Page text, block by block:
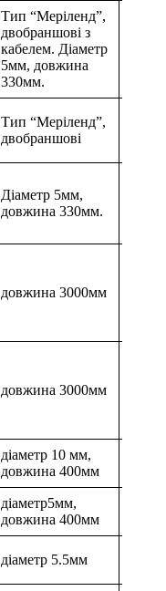
Тип “Меріленд”,
двобраншові з
кабелем. Діаметр
5мм, довжина
330мм.
Тип “Меріленд”,
двобраншові
Діаметр 5мм,
довжина 330мм.
довжина 3000мм
довжина 3000мм
діаметр 10 мм,
довжина 400мм
діаметр5мм,
довжина 400мм
діаметр 5.5мм